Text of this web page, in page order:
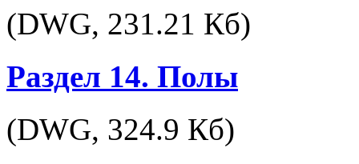
(DWG, 231.21 Кб)
Раздел 14. Полы
(DWG, 324.9 Кб)